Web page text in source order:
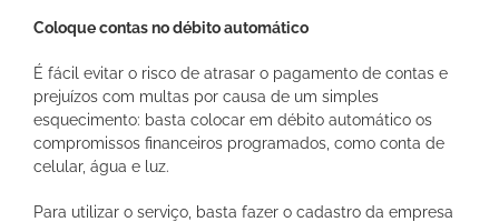
Coloque contas no débito automático
É fácil evitar o risco de atrasar o pagamento de contas e
prejuízos com multas por causa de um simples
esquecimento: basta colocar em débito automático os
compromissos financeiros programados, como conta de
celular, água e luz.
Para utilizar o serviço, basta fazer o cadastro da empresa